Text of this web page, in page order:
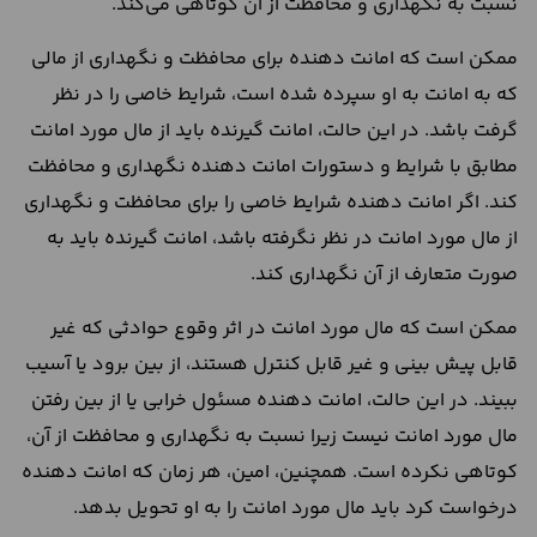
ممکن است که امانت دهنده برای محافظت و نگهداری از مالی
که به امانت به او سپرده شده است، شرایط خاصی را در نظر
گرفت باشد. در این حالت، امانت گیرنده باید از مال مورد امانت
مطابق با شرایط و دستورات امانت دهنده نگهداری و محافظت
کند. اگر امانت دهنده شرایط خاصی را برای محافظت و نگهداری
از مال مورد امانت در نظر نگرفته باشد، امانت گیرنده باید به
صورت متعارف از آن نگهداری کند.
ممکن است که مال مورد امانت در اثر وقوع حوادثی که غیر
قابل پیش بینی و غیر قابل کنترل هستند، از بین برود یا آسیب
ببیند. در این حالت، امانت دهنده مسئول خرابی یا از بین رفتن
مال مورد امانت نیست زیرا نسبت به نگهداری و محافظت از آن،
کوتاهی نکرده است. همچنین، امین، هر زمان که امانت دهنده
درخواست کرد باید مال مورد امانت را به او تحویل بدهد.